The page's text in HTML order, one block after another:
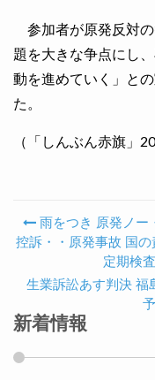
参加者が原発反対
題を大きな争点にし
動を進めていく」と
た。
（「しんぶん赤旗」
Post
雨をつき 原発ノー
控訴・・原発事故 国
定期検
生業訴訟あす判決 福
新着情報